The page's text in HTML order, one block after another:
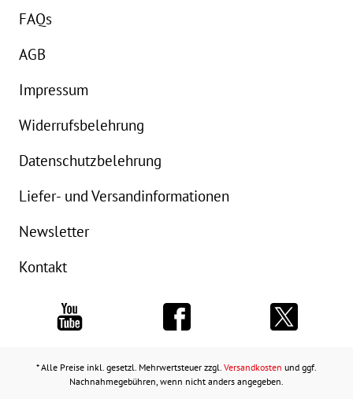
FAQs
AGB
Impressum
Widerrufsbelehrung
Datenschutzbelehrung
Liefer- und Versandinformationen
Newsletter
Kontakt
* Alle Preise inkl. gesetzl. Mehrwertsteuer zzgl. Versandkosten und ggf.
Nachnahmegebühren, wenn nicht anders angegeben.